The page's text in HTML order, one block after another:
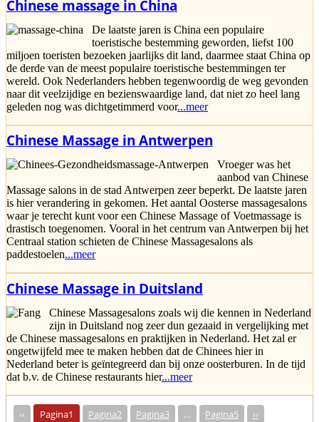
Chinese massage in China
De laatste jaren is China een populaire
toeristische bestemming geworden, liefst 100
miljoen toeristen bezoeken jaarlijks dit land, daarmee staat China op
de derde van de meest populaire toeristische bestemmingen ter
wereld. Ook Nederlanders hebben tegenwoordig de weg gevonden
naar dit veelzijdige en bezienswaardige land, dat niet zo heel lang
geleden nog was dichtgetimmerd voor...meer
Chinese Massage in Antwerpen
Vroeger was het
aanbod van Chinese
Massage salons in de stad Antwerpen zeer beperkt. De laatste jaren
is hier verandering in gekomen. Het aantal Oosterse massagesalons
waar je terecht kunt voor een Chinese Massage of Voetmassage is
drastisch toegenomen. Vooral in het centrum van Antwerpen bij het
Centraal station schieten de Chinese Massagesalons als
paddestoelen...meer
Chinese Massage in Duitsland
Chinese Massagesalons zoals wij die kennen in Nederland
zijn in Duitsland nog zeer dun gezaaid in vergelijking met
de Chinese massagesalons en praktijken in Nederland. Het zal er
ongetwijfeld mee te maken hebben dat de Chinees hier in
Nederland beter is geïntegreerd dan bij onze oosterburen. In de tijd
dat b.v. de Chinese restaurants hier...meer
‹‹ Pagina1 Pagina2 Pagina3 … Pagina5 ››